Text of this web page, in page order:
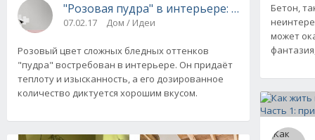
"Розовая пудра" в интерьере: фото + Видео
07.02.17 Дом / Идеи
Розовый цвет сложных бледных оттенков
"пудра" востребован в интерьере. Он придаёт
теплоту и изысканность, а его дозированное
количество диктуется хорошим вкусом.
Бетон,
может